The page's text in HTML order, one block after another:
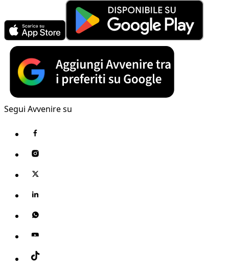
Segui Avvenire su